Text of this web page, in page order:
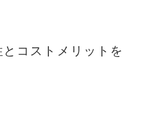
とコストメリットを